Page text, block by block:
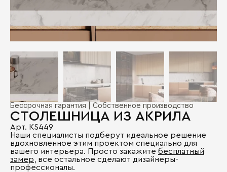
Бессрочная гарантия | Собственное производство
CТОЛЕШНИЦА ИЗ АКРИЛА
Арт. KS449
Наши специалисты подберут идеальное решение
вдохновленное этим проектом специально для
вашего интерьера. Просто закажите бесплатный
замер , все остальное сделают дизайнеры-
профессионалы.